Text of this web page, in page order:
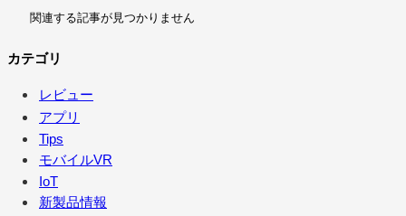
関連する記事が見つかりません
カテゴリ
レビュー
アプリ
Tips
モバイルVR
IoT
新製品情報